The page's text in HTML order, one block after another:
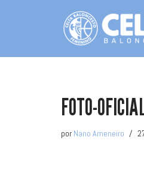
FOTO-
por Nano Ameneiro